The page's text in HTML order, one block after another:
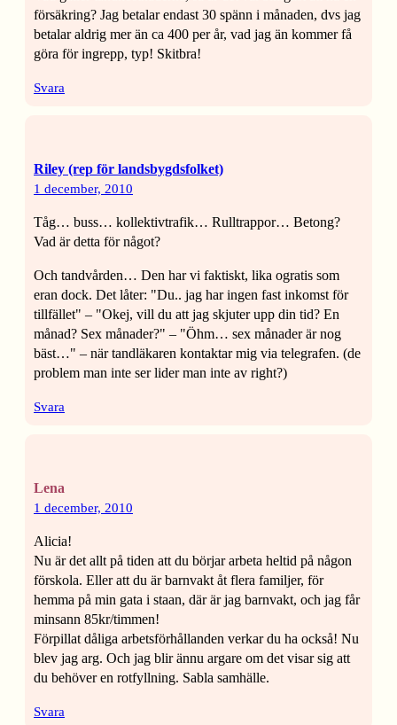
försäkring? Jag betalar endast 30 spänn i månaden, dvs jag
betalar aldrig mer än ca 400 per år, vad jag än kommer få
göra för ingrepp, typ! Skitbra!
Svara
Riley (rep för landsbygdsfolket)
1 december, 2010
Tåg… buss… kollektivtrafik… Rulltrappor… Betong?
Vad är detta för något?
Och tandvården… Den har vi faktiskt, lika ogratis som
eran dock. Det låter: "Du.. jag har ingen fast inkomst för
tillfället" – "Okej, vill du att jag skjuter upp din tid? En
månad? Sex månader?" – "Öhm… sex månader är nog
bäst…" – när tandläkaren kontaktar mig via telegrafen. (de
problem man inte ser lider man inte av right?)
Svara
Lena
1 december, 2010
Alicia!
Nu är det allt på tiden att du börjar arbeta heltid på någon
förskola. Eller att du är barnvakt åt flera familjer, för
hemma på min gata i staan, där är jag barnvakt, och jag får
minsann 85kr/timmen!
Förpillat dåliga arbetsförhållanden verkar du ha också! Nu
blev jag arg. Och jag blir ännu argare om det visar sig att
du behöver en rotfyllning. Sabla samhälle.
Svara